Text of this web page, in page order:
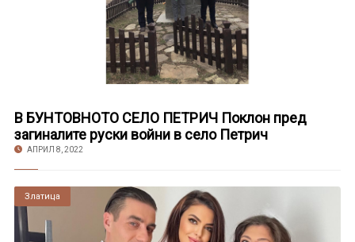
В БУНТОВНОТО СЕЛО ПЕТРИЧ Поклон пред
загиналите руски войни в село Петрич
АПРИЛ 8, 2022
Златица